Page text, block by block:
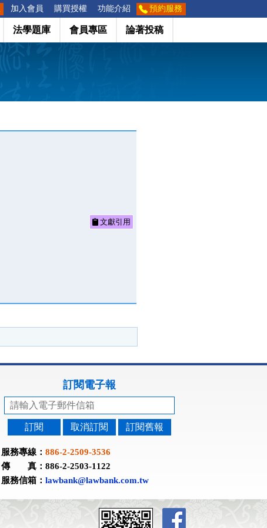
加入會員 購買授權 功能介紹 預約服務
法學題庫 會員專區 論著投稿
文獻引用
訂閱電子報
訂閱 取消訂閱 訂閱舊報
服務專線： 886-2-2509-3536
傳 真：886-2-2503-1122
服務信箱： lawbank@lawbank.com.tw